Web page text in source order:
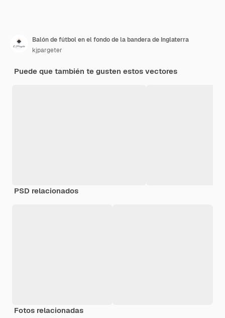
Balón de fútbol en el fondo de la bandera de Inglaterra
kjpargeter
Puede que también te gusten estos vectores
PSD relacionados
Fotos relacionadas